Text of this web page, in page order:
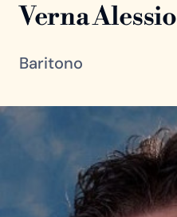
Verna Alessio
Baritono